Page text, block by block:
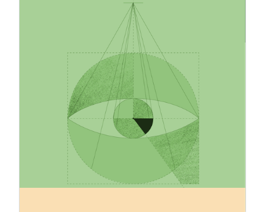
18.5.2026
Come elaborare una strategia di
riduzione delle emissioni
realizzabile e credibile
Le aziende sono sottoposte a una pressione
crescente affinché riducano le emissioni, ma
molte strategie falliscono ancora nella fase di
attuazione. Cosa distingue un'azione concreta per
il clima dalle semplici promesse? Questo articolo
analizza come le imprese possano elaborare
strategie di riduzione delle emissioni realistiche e
basate sui dati, in grado di rafforzare sia i risultati
in materia di sostenibilità sia la competitività a
lungo termine.